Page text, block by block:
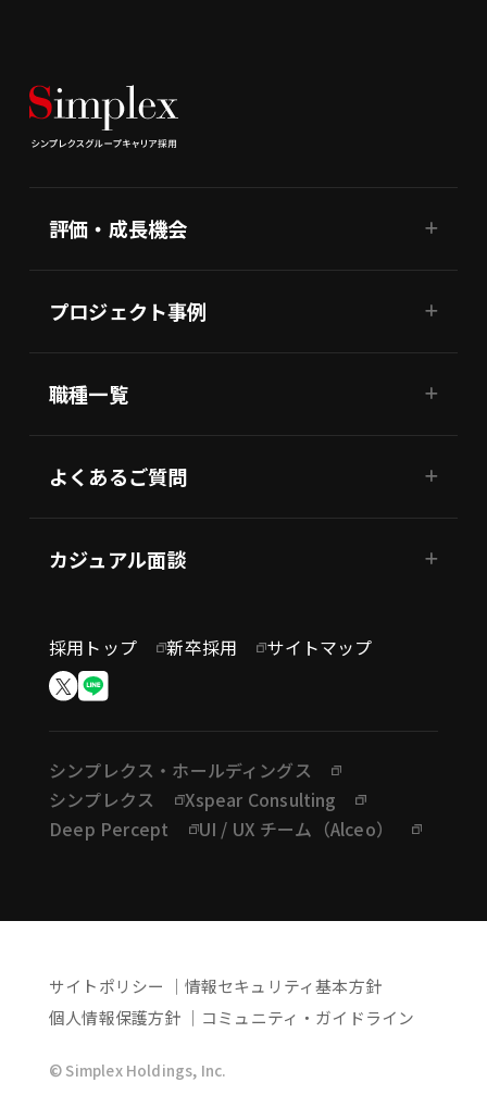
評価・成長機会
プロジェクト事例
職種一覧
よくあるご質問
カジュアル面談
採用トップ 新卒採用 サイトマップ
シンプレクス・ホールディングス
シンプレクス
Xspear Consulting
Deep Percept
UI / UX チーム（Alceo）
サイトポリシー
情報セキュリティ基本方針
個人情報保護方針
コミュニティ・ガイドライン
© Simplex Holdings, Inc.